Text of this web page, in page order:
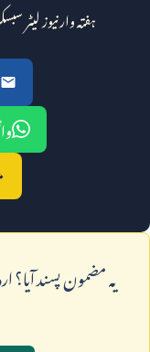
ہفتہ وار نیوز
يہ مضمون پسند